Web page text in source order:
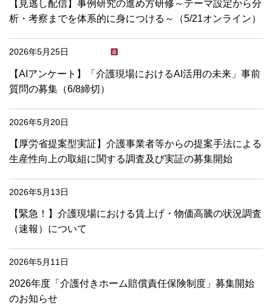
【見逃し配信】事例研究の進め方研修～テーマ設定から分
析・考察までを体系的に身につける～（5/21オンライン）
2026年5月25日
【AIアンケート】「介護現場におけるAI活用の未来」事前
質問の募集（6/8締切）
2026年5月20日
【厚労省提案型実証】介護事業者等からの提案手法による
生産性向上の取組に関する調査及び実証の募集開始
2026年5月13日
【緊急！】介護現場における賃上げ・物価高騰の状況調査
（速報）について
2026年5月11日
2026年度「介護付きホーム賠償責任保険制度」募集開始
のお知らせ